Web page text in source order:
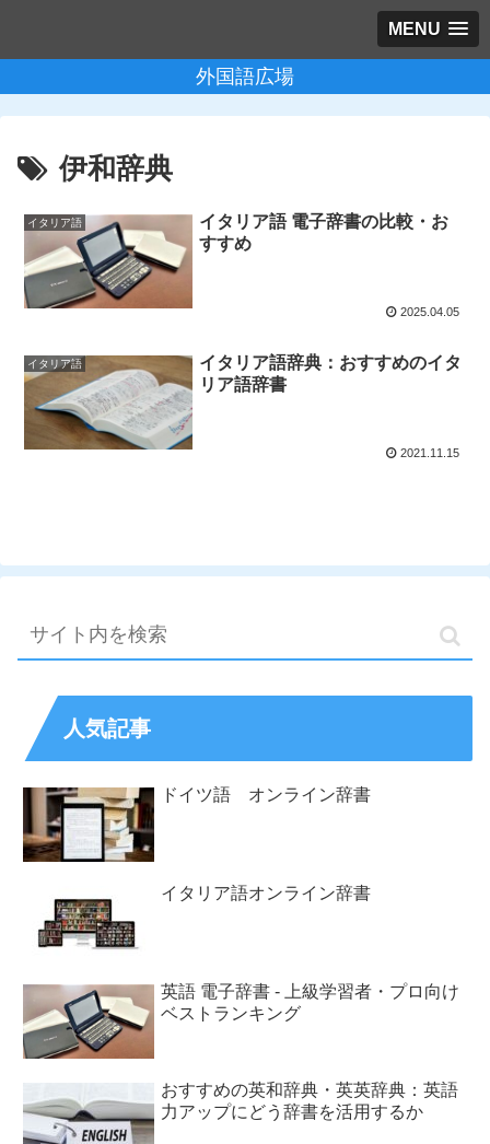
MENU
外国語広場
伊和辞典
イタリア語
イタリア語 電子辞書の比較・お
すすめ
2025.04.05
イタリア語
イタリア語辞典：おすすめのイタ
リア語辞書
2021.11.15
人気記事
ドイツ語 オンライン辞書
イタリア語オンライン辞書
英語 電子辞書 - 上級学習者・プロ向け
ベストランキング
おすすめの英和辞典・英英辞典：英語
力アップにどう辞書を活用するか